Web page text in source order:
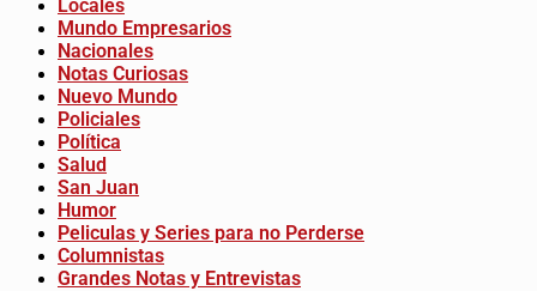
Locales
Mundo Empresarios
Nacionales
Notas Curiosas
Nuevo Mundo
Policiales
Política
Salud
San Juan
Humor
Peliculas y Series para no Perderse
Columnistas
Grandes Notas y Entrevistas